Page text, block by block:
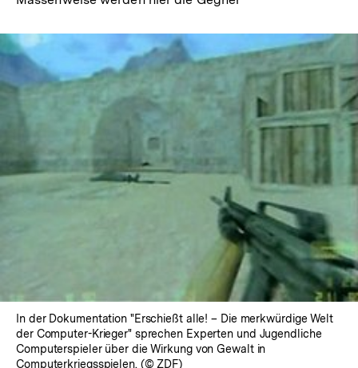
In
Lightbox
öffnen
In der Dokumentation "Erschießt alle! – Die merkwürdige Welt
der Computer-Krieger" sprechen Experten und Jugendliche
Computerspieler über die Wirkung von Gewalt in
Computerkriegsspielen. (© ZDF)